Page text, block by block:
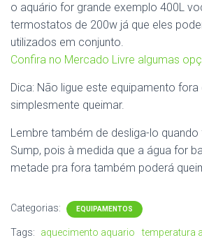
o aquário for grande exemplo 400L
termostatos de 200w já que eles
utilizados em conjunto.
Confira no Mercado Livre algumas
Dica: Não ligue este equipamento
simplesmente queimar.
Lembre também de desliga-lo quando
Sump, pois à medida que a água for
metade pra fora também poderá
Categorias: EQUIPAMENTOS
Tags: aquecimento aquario
temperatura